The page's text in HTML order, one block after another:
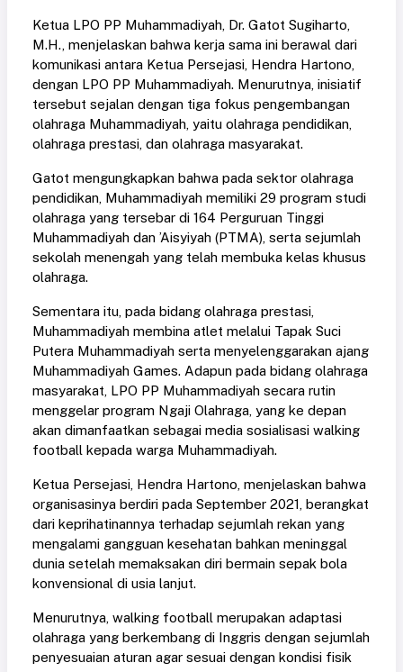
Ketua LPO PP Muhammadiyah, Dr. Gatot Sugiharto,
M.H., menjelaskan bahwa kerja sama ini berawal dari
komunikasi antara Ketua Persejasi, Hendra Hartono,
dengan LPO PP Muhammadiyah. Menurutnya, inisiatif
tersebut sejalan dengan tiga fokus pengembangan
olahraga Muhammadiyah, yaitu olahraga pendidikan,
olahraga prestasi, dan olahraga masyarakat.
Gatot mengungkapkan bahwa pada sektor olahraga
pendidikan, Muhammadiyah memiliki 29 program studi
olahraga yang tersebar di 164 Perguruan Tinggi
Muhammadiyah dan ’Aisyiyah (PTMA), serta sejumlah
sekolah menengah yang telah membuka kelas khusus
olahraga.
Sementara itu, pada bidang olahraga prestasi,
Muhammadiyah membina atlet melalui Tapak Suci
Putera Muhammadiyah serta menyelenggarakan ajang
Muhammadiyah Games. Adapun pada bidang olahraga
masyarakat, LPO PP Muhammadiyah secara rutin
menggelar program Ngaji Olahraga, yang ke depan
akan dimanfaatkan sebagai media sosialisasi walking
football kepada warga Muhammadiyah.
Ketua Persejasi, Hendra Hartono, menjelaskan bahwa
organisasinya berdiri pada September 2021, berangkat
dari keprihatinannya terhadap sejumlah rekan yang
mengalami gangguan kesehatan bahkan meninggal
dunia setelah memaksakan diri bermain sepak bola
konvensional di usia lanjut.
Menurutnya, walking football merupakan adaptasi
olahraga yang berkembang di Inggris dengan sejumlah
penyesuaian aturan agar sesuai dengan kondisi fisik